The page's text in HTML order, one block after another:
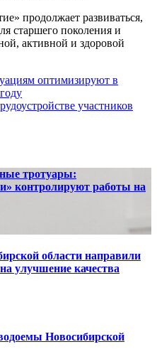
продолжает развиваться,
старшего поколения и
активной и здоровой
оптимизируют в
участников
тротуары:
контролируют работы на
области направили
улучшение качества
Новосибирской